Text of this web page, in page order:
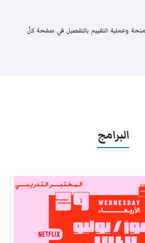
وعملية التقييم بالتفصيل في صفحة كلّ
البرامج